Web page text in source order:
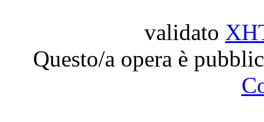
validato
Questo/a opera è